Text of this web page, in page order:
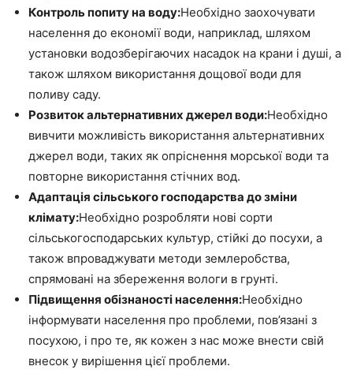
Контроль попиту на воду:Необхідно заохочувати
населення до економії води, наприклад, шляхом
установки водозберігаючих насадок на крани і душі, а
також шляхом використання дощової води для
поливу саду.
Розвиток альтернативних джерел води:Необхідно
вивчити можливість використання альтернативних
джерел води, таких як опріснення морської води та
повторне використання стічних вод.
Адаптація сільського господарства до зміни
клімату:Необхідно розробляти нові сорти
сільськогосподарських культур, стійкі до посухи, а
також впроваджувати методи землеробства,
спрямовані на збереження вологи в грунті.
Підвищення обізнаності населення:Необхідно
інформувати населення про проблеми, пов’язані з
посухою, і про те, як кожен з нас може внести свій
внесок у вирішення цієї проблеми.